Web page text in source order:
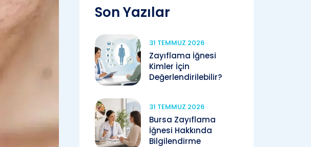
Son Yazılar
31 TEMMUZ 2026
Zayıflama İğnesi
Kimler İçin
Değerlendirilebilir?
31 TEMMUZ 2026
Bursa Zayıflama
İğnesi Hakkında
Bilgilendirme